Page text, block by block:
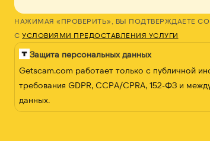
НАЖИМАЯ «ПРОВЕРИТЬ», ВЫ ПОДТВЕРЖДАЕТЕ
С УСЛОВИЯМИ ПРЕДОСТАВЛЕНИЯ УСЛУГИ
Защита персональных данных
Getscam.com работает только с публичной
требования GDPR, CCPA/CPRA, 152-ФЗ и
данных.